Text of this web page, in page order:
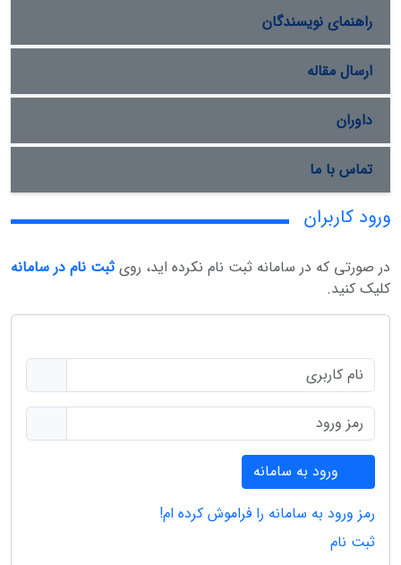
راهنمای نویسندگان
ارسال مقاله
داوران
تماس با ما
ورود کاربران
در صورتی که در سامانه ثبت نام نکرده اید، روی ثبت نام در سامانه
کلیک کنید.
ورود به سامانه
رمز ورود به سامانه را فراموش کرده ام!
ثبت نام